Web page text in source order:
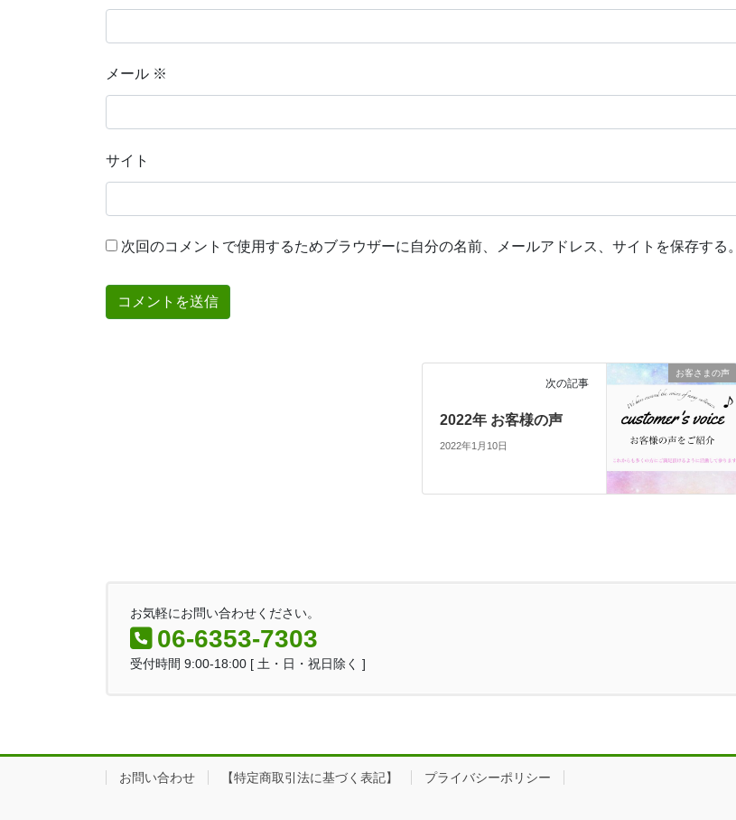
メール ※
サイト
次回のコメントで使用するためブラウザーに自分の名前、メールアドレス、サイトを保存する。
お客さまの声
次の記事
2022年 お客様の声
2022年1月10日
お気軽にお問い合わせください。
06-6353-7303
受付時間 9:00-18:00 [ 土・日・祝日除く ]
お問い合わせ 【特定商取引法に基づく表記】 プライバシーポリシー